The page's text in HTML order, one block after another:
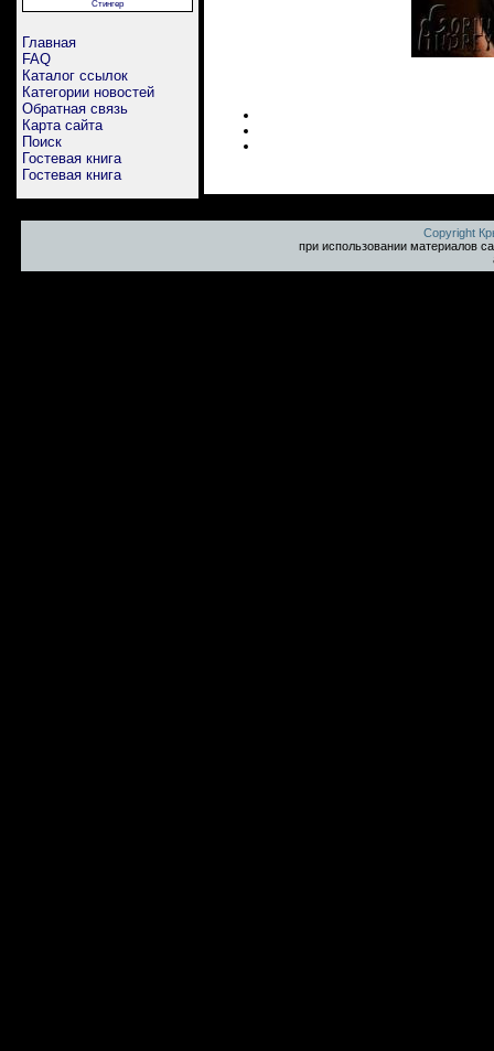
Стингер
Главная
FAQ
Каталог ссылок
Категории новостей
Обратная связь
Карта сайта
Поиск
Гостевая книга
Гостевая книга
Copyright
при использовании материалов